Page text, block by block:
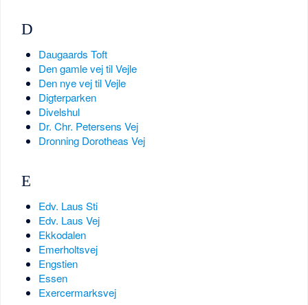
D
Daugaards Toft
Den gamle vej til Vejle
Den nye vej til Vejle
Digterparken
Divelshul
Dr. Chr. Petersens Vej
Dronning Dorotheas Vej
E
Edv. Laus Sti
Edv. Laus Vej
Ekkodalen
Emerholtsvej
Engstien
Essen
Exercermarksvej